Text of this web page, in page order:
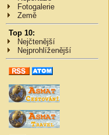
Fotogalerie
Země
Top 10:
Nejčtenější
Nejprohlíženější